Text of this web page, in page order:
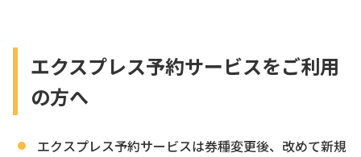
エクスプレス予約サービスをご利用
の方へ
エクスプレス予約サービスは券種変更後、改めて新規